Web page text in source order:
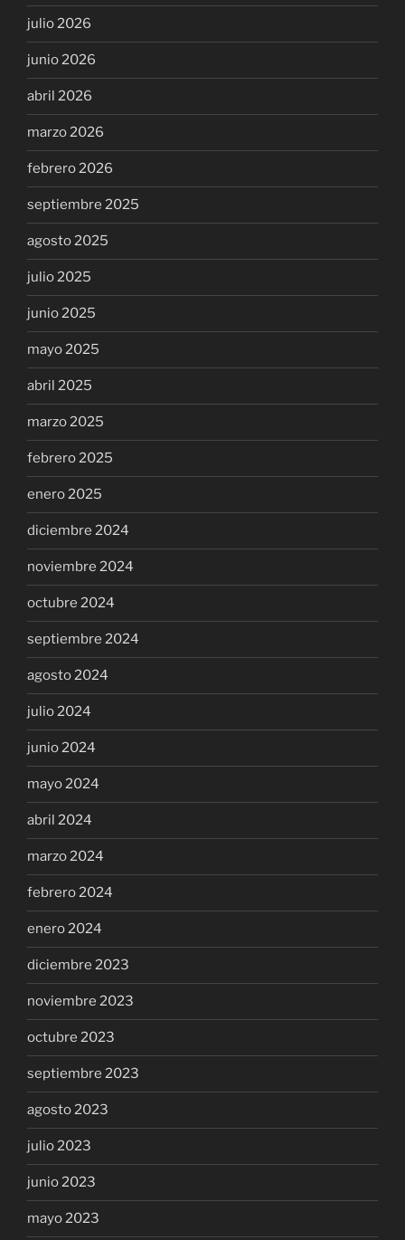
julio 2026
junio 2026
abril 2026
marzo 2026
febrero 2026
septiembre 2025
agosto 2025
julio 2025
junio 2025
mayo 2025
abril 2025
marzo 2025
febrero 2025
enero 2025
diciembre 2024
noviembre 2024
octubre 2024
septiembre 2024
agosto 2024
julio 2024
junio 2024
mayo 2024
abril 2024
marzo 2024
febrero 2024
enero 2024
diciembre 2023
noviembre 2023
octubre 2023
septiembre 2023
agosto 2023
julio 2023
junio 2023
mayo 2023